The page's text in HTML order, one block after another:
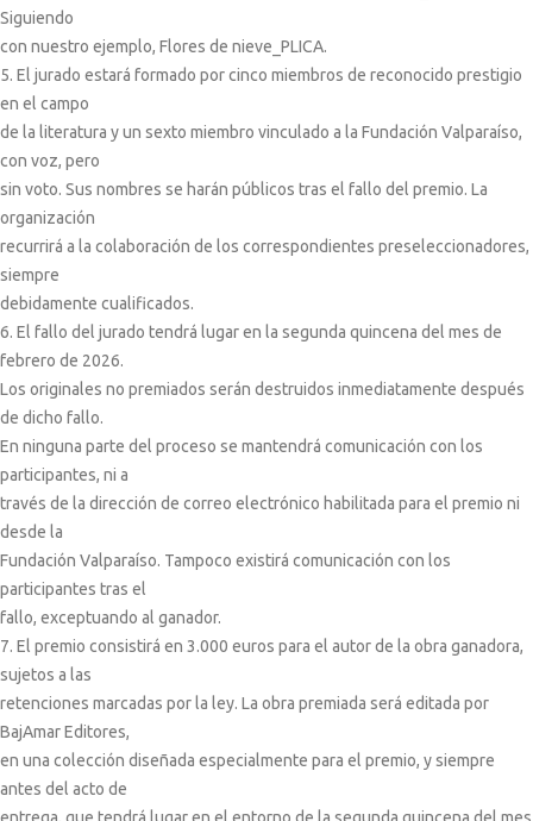
Siguiendo
con nuestro ejemplo, Flores de nieve_PLICA.
5. El jurado estará formado por cinco miembros de reconocido prestigio
en el campo
de la literatura y un sexto miembro vinculado a la Fundación Valparaíso,
con voz, pero
sin voto. Sus nombres se harán públicos tras el fallo del premio. La
organización
recurrirá a la colaboración de los correspondientes preseleccionadores,
siempre
debidamente cualificados.
6. El fallo del jurado tendrá lugar en la segunda quincena del mes de
febrero de 2026.
Los originales no premiados serán destruidos inmediatamente después
de dicho fallo.
En ninguna parte del proceso se mantendrá comunicación con los
participantes, ni a
través de la dirección de correo electrónico habilitada para el premio ni
desde la
Fundación Valparaíso. Tampoco existirá comunicación con los
participantes tras el
fallo, exceptuando al ganador.
7. El premio consistirá en 3.000 euros para el autor de la obra ganadora,
sujetos a las
retenciones marcadas por la ley. La obra premiada será editada por
BajAmar Editores,
en una colección diseñada especialmente para el premio, y siempre
antes del acto de